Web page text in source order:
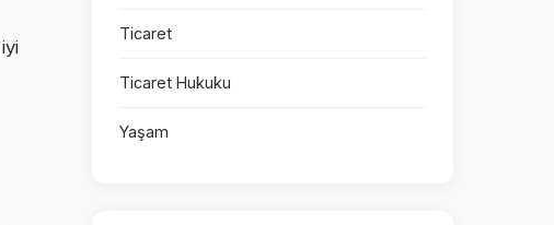
Ticaret
Ticaret Hukuku
Yaşam